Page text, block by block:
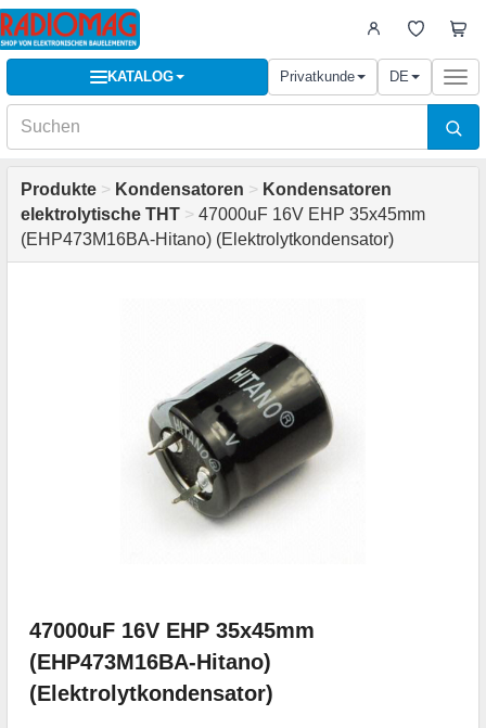
KATALOG Privatkunde DE
Produkte > Kondensatoren > Kondensatoren
elektrolytische THT > 47000uF 16V EHP 35x45mm
(EHP473M16BA-Hitano) (Elektrolytkondensator)
47000uF 16V EHP 35x45mm
(EHP473M16BA-Hitano)
(Elektrolytkondensator)